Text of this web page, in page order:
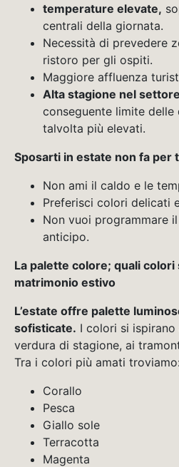
temperature elevate,
centrali della giornata.
Necessità di prevedere
ristoro per gli ospiti.
Maggiore affluenza
Alta stagione nel
conseguente limite
talvolta più elevati.
Sposarti in estate non fa per
Non ami il caldo e le
Preferisci colori delicati
Non vuoi programmare
anticipo.
La palette colore; quali
matrimonio estivo
L’estate offre palette
sofisticate. I colori si
verdura di stagione, ai
Tra i colori più amati troviamo:
Corallo
Pesca
Giallo sole
Terracotta
Magenta